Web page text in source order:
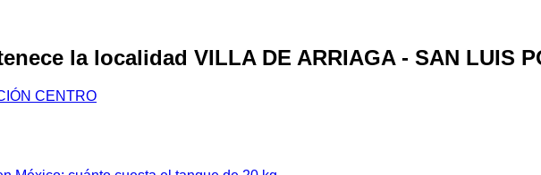
la localidad VILLA DE ARRIAGA - SAN LUIS
CENTRO